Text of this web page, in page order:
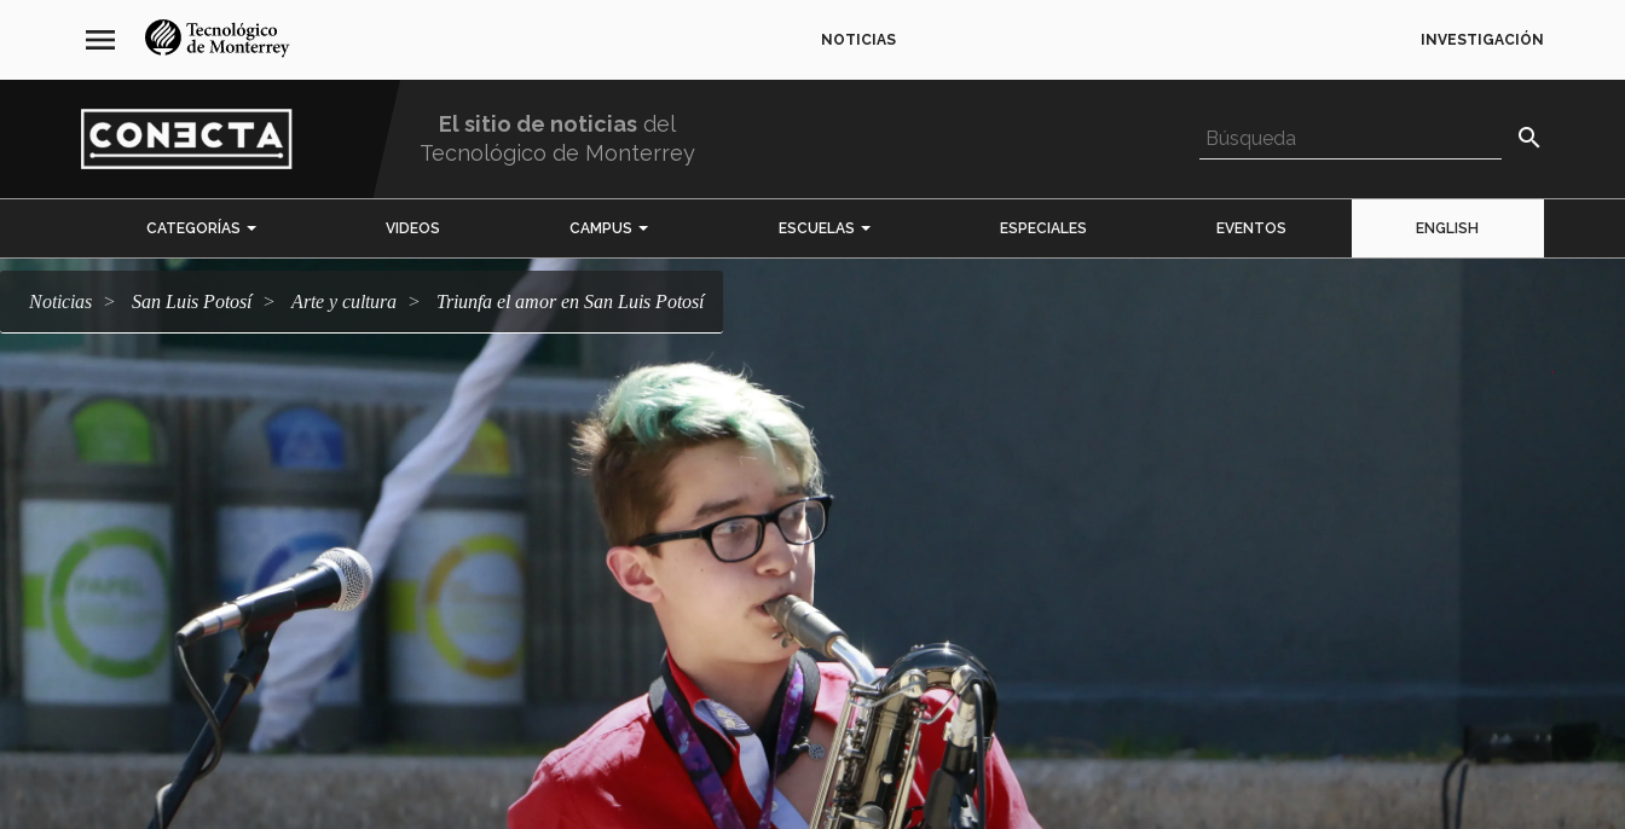
navegación
principal
menu NOTICIAS INVESTIGACIÓN
El sitio de noticias del
Tecnológico de Monterrey
search
CATEGORÍAS VIDEOS CAMPUS ESCUELAS ESPECIALES EVENTOS ENGLISH
Noticias San Luis Potosí arte y cultura Triunfa el amor en San Luis Potosí